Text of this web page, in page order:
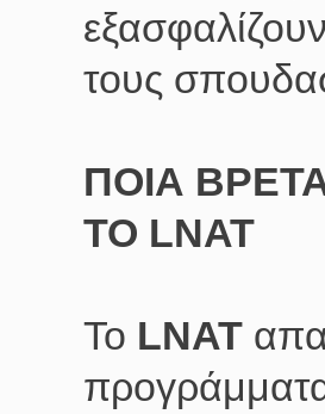
τους
ΠΟΙΑ
ΤΟ LNAT
Το LNAT